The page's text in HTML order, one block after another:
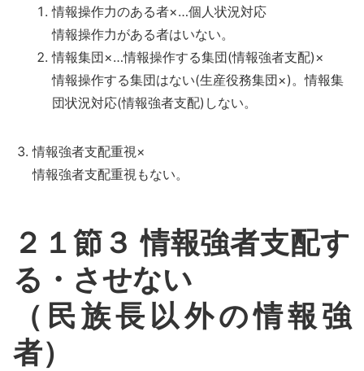
情報操作力のある者×…個人状況対応
情報操作力がある者はいない。
情報集団×…情報操作する集団(情報強者支配)×
情報操作する集団はない(生産役務集団×)。情報集
団状況対応(情報強者支配)しない。
情報強者支配重視×
情報強者支配重視もない。
２１節３ 情報強者支配す
る・させない
（民族長以外の情報強
者）